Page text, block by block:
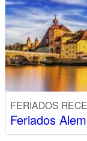
FERIADOS
Feriados